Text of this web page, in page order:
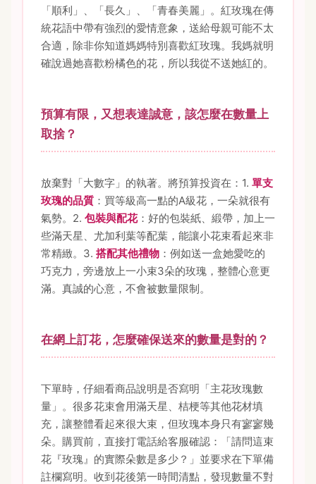
「順利」、「長久」、「青春美麗」。紅玫瑰在傳
統花語中帶有強烈的愛情意象，送給母親可能不太
合適，除非你知道媽媽特別喜歡紅玫瑰。我媽就明
確說過她喜歡粉橘色的花，所以我從不送她紅的。
預算有限，又想表達誠意，該怎麼在數量上
取捨？
放棄對「大數字」的執著。將預算投資在：1. 單支
玫瑰的品質 ：買等級高一點的A級花，一朵就很有
氣勢。2. 包裝與配花：好的包裝紙、緞帶，加上一
些滿天星、尤加利葉等配葉，能讓小花束看起來非
常精緻。3. 搭配其他禮物 ：例如送一盒她愛吃的
巧克力，旁邊放上一小束3朵的玫瑰，整體心意更
滿。真誠的心意，不會被數量限制。
在網上訂花，怎麼確保送來的數量是對的？
下單時，仔細看商品說明是否寫明「主花玫瑰數
量」。很多花束會用滿天星、桔梗等其他花材填
充，讓整體看起來很大束，但玫瑰本身只有寥寥幾
朵。購買前，直接打電話給客服確認：「請問這束
花『玫瑰』的實際朵數是多少？」並要求在下單備
註欄寫明。收到花後第一時間清點，發現數量不對